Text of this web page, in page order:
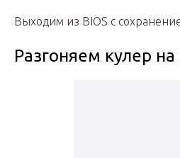
Выходим из BIOS с
Разгоняем кулер